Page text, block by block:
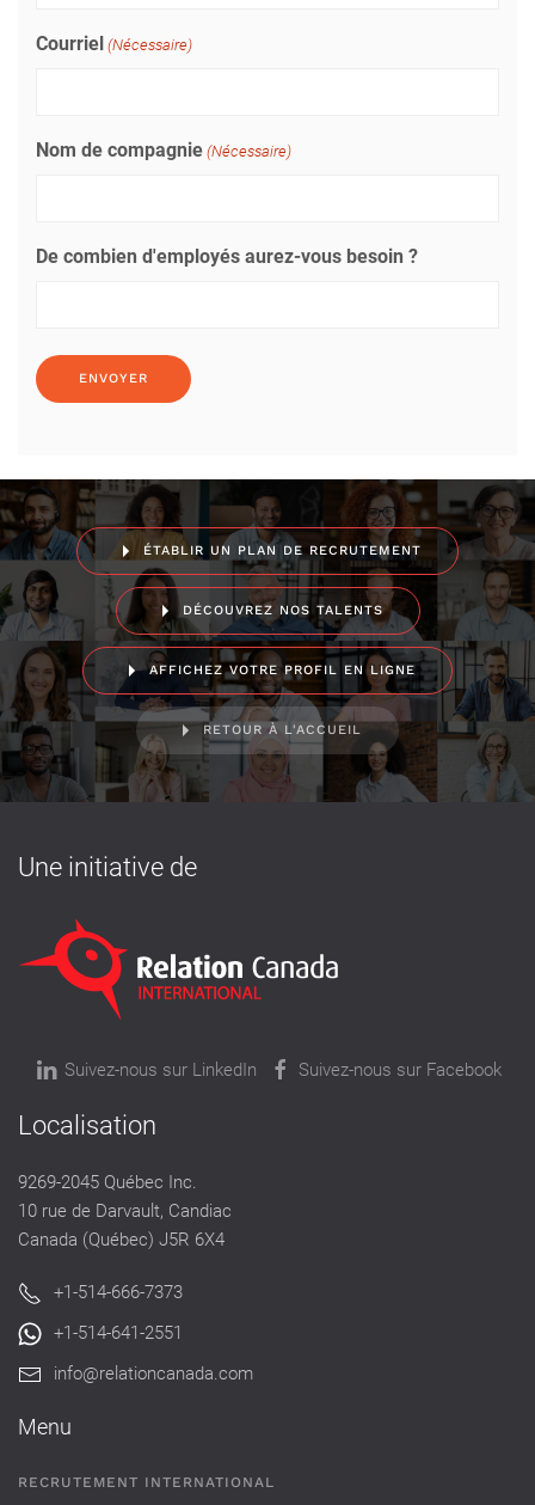
Courriel (Nécessaire)
Nom de compagnie (Nécessaire)
De combien d'employés aurez-vous besoin ?
ÉTABLIR UN PLAN DE RECRUTEMENT
DÉCOUVREZ NOS TALENTS
AFFICHEZ VOTRE PROFIL EN LIGNE
RETOUR À L'ACCUEIL
Une initiative de
Suivez-nous sur LinkedIn Suivez-nous sur Facebook
Localisation
9269-2045 Québec Inc.
10 rue de Darvault, Candiac
Canada (Québec) J5R 6X4
+1-514-666-7373
+1-514-641-2551
info@relationcanada.com
Menu
RECRUTEMENT INTERNATIONAL